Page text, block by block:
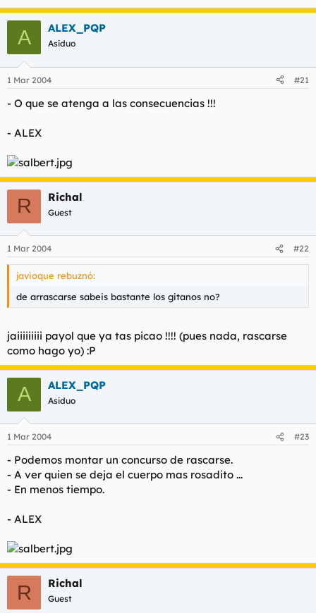
A ALEX_PQP
Asiduo
1 Mar 2004 #21
- O que se atenga a las consecuencias !!!
- ALEX
R Richal
Guest
1 Mar 2004 #22
javioque rebuznó:
de arrascarse sabeis bastante los gitanos no?
jaiiiiiiiii payol que ya tas picao !!!! (pues nada, rascarse
como hago yo) :P
A ALEX_PQP
Asiduo
1 Mar 2004 #23
- Podemos montar un concurso de rascarse.
- A ver quien se deja el cuerpo mas rosadito ...
- En menos tiempo.
- ALEX
R Richal
Guest